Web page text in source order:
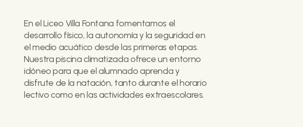
En el Liceo Villa Fontana fomentamos el
desarrollo físico, la autonomía y la seguridad en
el medio acuático desde las primeras etapas.
Nuestra piscina climatizada ofrece un entorno
idóneo para que el alumnado aprenda y
disfrute de la natación, tanto durante el horario
lectivo como en las actividades extraescolares.